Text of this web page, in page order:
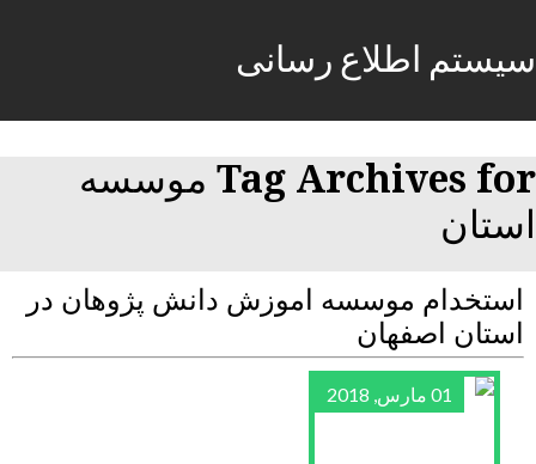
سیستم اطلاع رسانی
Tag Archives for موسسه
استان
استخدام موسسه اموزش دانش پژوهان در
استان اصفهان
01 مارس, 2018